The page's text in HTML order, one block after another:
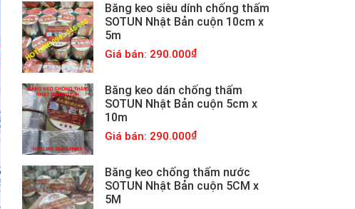
Băng keo siêu dính chống thấm
SOTUN Nhật Bản cuộn 10cm x
5m
Giá bán: 290.000
Băng keo dán chống thấm
SOTUN Nhật Bản cuộn 5cm x
10m
Giá bán: 290.000
Băng keo chống thấm nước
SOTUN Nhật Bản cuộn 5CM x
5M